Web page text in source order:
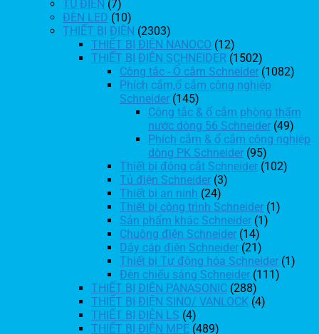
TỦ ĐIỆN (7)
ĐÈN LED (10)
THIẾT BỊ ĐIỆN (2303)
THIẾT BỊ ĐIỆN NANOCO (12)
THIẾT BỊ ĐIỆN SCHNEIDER (1502)
Công tắc - Ổ cắm Schneider (1082)
Phích cắm,ổ cắm công nghiệp
Schneider (145)
Công tắc & ổ cắm phòng thấm
nước dòng 56 Schneider (49)
Phích cắm & ổ cắm công nghiệp
dòng PK Schneider (95)
Thiết bị đóng cắt Schneider (102)
Tủ điện Schneider (3)
Thiết bị an ninh (24)
Thiết bị công trình Schneider (1)
Sản phẩm khác Schneider (1)
Chuông điện Schneider (14)
Dây cáp điện Schneider (21)
Thiết bị Tự động hóa Schneider (1)
Đèn chiếu sáng Schneider (111)
THIẾT BỊ ĐIỆN PANASONIC (288)
THIẾT BỊ ĐIỆN SINO/ VANLOCK (4)
THIẾT BỊ ĐIỆN LS (4)
THIẾT BỊ ĐIỆN MPE (489)